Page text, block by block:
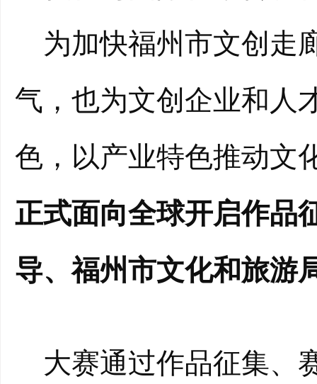
为加快福州市文创走
气，也为文创企业和人
色，以产业特色推动文
正式面向全球开启作品
导、福州市文化和旅游
大赛通过作品征集、